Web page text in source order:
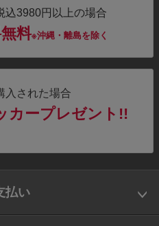
込3980円以上の場合
料※沖縄・離島を除く
入された場合
カープレゼント!!
払い